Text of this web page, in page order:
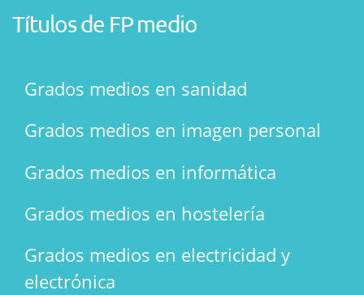
Títulos de FP medio
Grados medios en sanidad
Grados medios en imagen personal
Grados medios en informática
Grados medios en hostelería
Grados medios en electricidad y
electrónica